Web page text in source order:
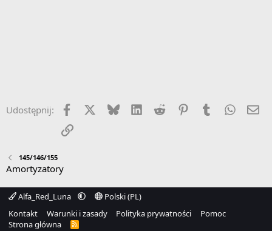
Udostępnij: Facebook Bluesky LinkedInReddit PinterestTumblr
Link
145/146/155
Amortyzatory
Alfa_Red_Luna
Polski (PL)
Kontakt
Warunki i zasady Polityka prywatności
Pomoc
Strona główna
R